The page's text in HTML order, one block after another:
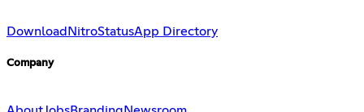
Download NitroStatusApp Directory
Company